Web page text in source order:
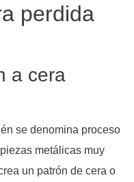
perdida
a cera
se denomina proceso
metálicas muy
un patrón de cera o